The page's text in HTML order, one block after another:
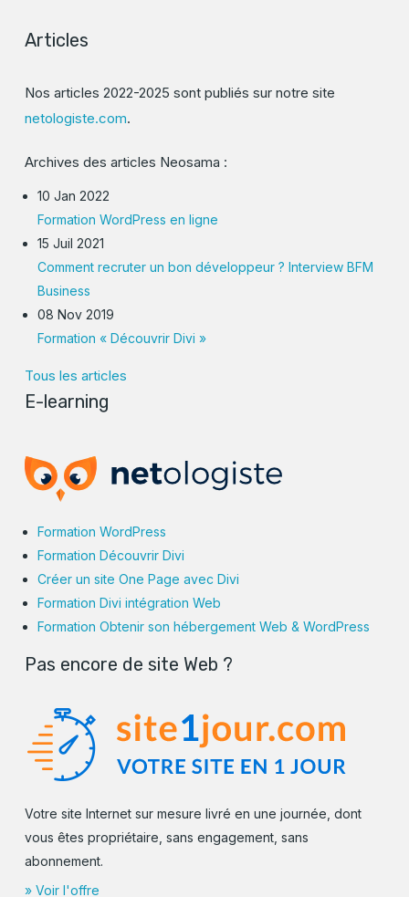
Articles
Nos articles 2022-2025 sont publiés sur notre site
netologiste.com.
Archives des articles Neosama :
10 Jan 2022
Formation WordPress en ligne
15 Juil 2021
Comment recruter un bon développeur ? Interview BFM
Business
08 Nov 2019
Formation « Découvrir Divi »
Tous les articles
E-learning
Formation WordPress
Formation Découvrir Divi
Créer un site One Page avec Divi
Formation Divi intégration Web
Formation Obtenir son hébergement Web & WordPress
Pas encore de site Web ?
Votre site Internet sur mesure livré en une journée, dont
vous êtes propriétaire, sans engagement, sans
abonnement.
» Voir l'offre